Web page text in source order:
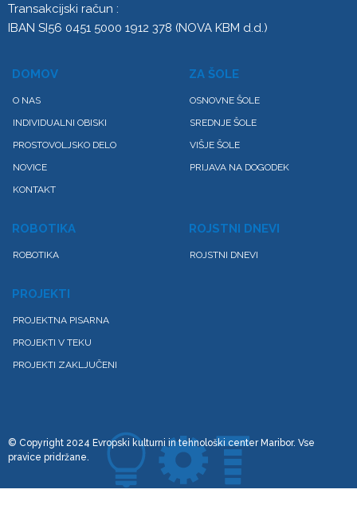
Transakcijski račun :
IBAN SI56 0451 5000 1912 378 (NOVA KBM d.d.)
DOMOV
O NAS
INDIVIDUALNI OBISKI
PROSTOVOLJSKO DELO
NOVICE
KONTAKT
ZA ŠOLE
OSNOVNE ŠOLE
SREDNJE ŠOLE
VIŠJE ŠOLE
PRIJAVA NA DOGODEK
ROBOTIKA
ROBOTIKA
ROJSTNI DNEVI
ROJSTNI DNEVI
PROJEKTI
PROJEKTNA PISARNA
PROJEKTI V TEKU
PROJEKTI ZAKLJUČENI
© Copyright 2024 Evropski kulturni in tehnološki center Maribor. Vse
pravice pridržane.